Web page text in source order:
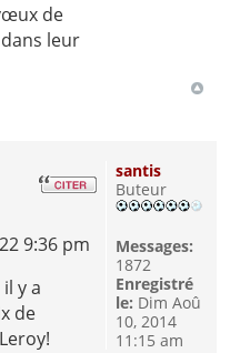
de
leur
9:36 pm
y a
de
santis
Buteur
Messages:
1872
Enregistré
le: Dim Aoû
10, 2014
11:15 am